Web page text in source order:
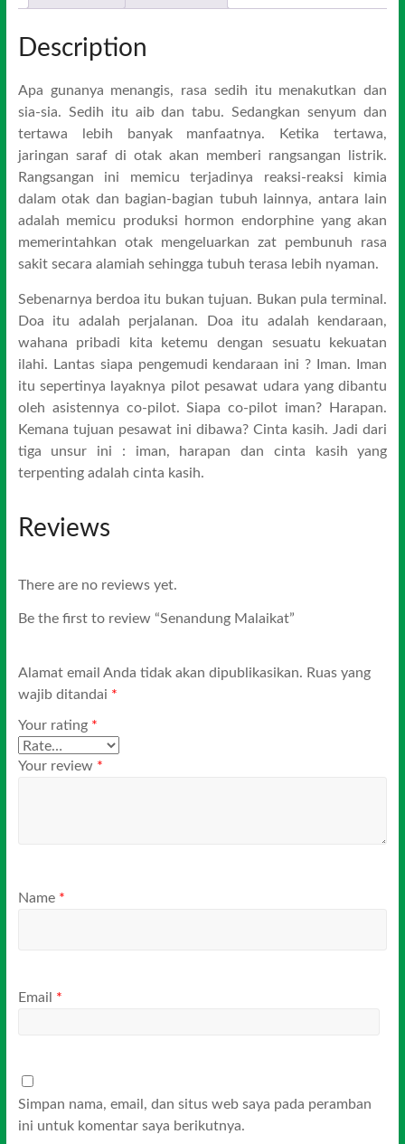
Description
Apa gunanya menangis, rasa sedih itu menakutkan dan
sia-sia. Sedih itu aib dan tabu. Sedangkan senyum dan
tertawa lebih banyak manfaatnya. Ketika tertawa,
jaringan saraf di otak akan memberi rangsangan listrik.
Rangsangan ini memicu terjadinya reaksi-reaksi kimia
dalam otak dan bagian-bagian tubuh lainnya, antara lain
adalah memicu produksi hormon endorphine yang akan
memerintahkan otak mengeluarkan zat pembunuh rasa
sakit secara alamiah sehingga tubuh terasa lebih nyaman.
Sebenarnya berdoa itu bukan tujuan. Bukan pula terminal.
Doa itu adalah perjalanan. Doa itu adalah kendaraan,
wahana pribadi kita ketemu dengan sesuatu kekuatan
ilahi. Lantas siapa pengemudi kendaraan ini ? Iman. Iman
itu sepertinya layaknya pilot pesawat udara yang dibantu
oleh asistennya co-pilot. Siapa co-pilot iman? Harapan.
Kemana tujuan pesawat ini dibawa? Cinta kasih. Jadi dari
tiga unsur ini : iman, harapan dan cinta kasih yang
terpenting adalah cinta kasih.
Reviews
There are no reviews yet.
Be the first to review “Senandung Malaikat”
Alamat email Anda tidak akan dipublikasikan. Ruas yang
wajib ditandai *
Your rating *
Your review *
Name *
Email *
Simpan nama, email, dan situs web saya pada peramban
ini untuk komentar saya berikutnya.